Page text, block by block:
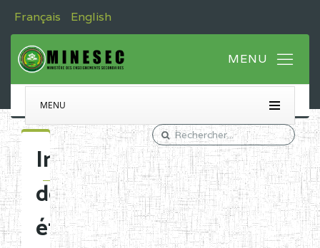
Français English
MENU
Immatriculation
des
établissements